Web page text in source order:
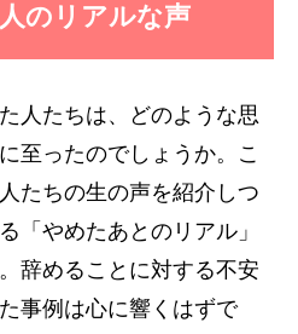
のリアルな声
人たちは、どのような思
至ったのでしょうか。こ
たちの生の声を紹介しつ
「やめたあとのリアル」
辞めることに対する不安
事例は心に響くはずで